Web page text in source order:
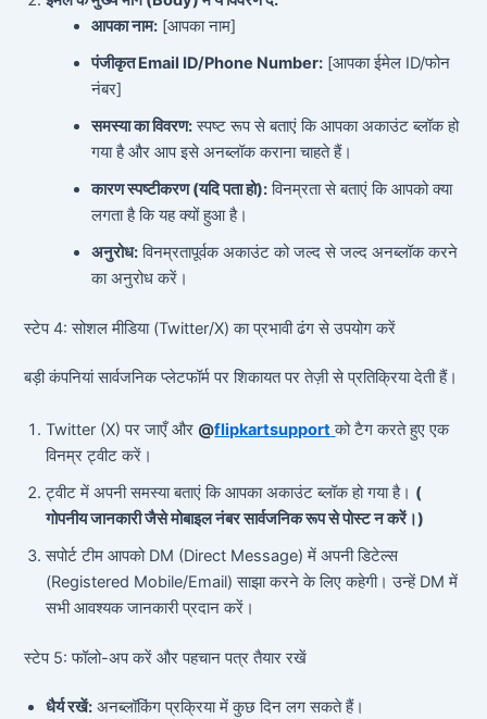
आपका नाम: [आपका नाम]
पंजीकृत Email ID/Phone Number: [आपका ईमेल ID/फोन
नंबर]
समस्या का विवरण:स्पष्ट रूप से बताएं कि आपका अकाउंट ब्लॉक हो
गया है और आप इसे अनब्लॉक कराना चाहते हैं।
कारण स्पष्टीकरण (यदि पता हो):विनम्रता से बताएं कि आपको क्या
लगता है कि यह क्यों हुआ है।
अनुरोध:विनम्रतापूर्वक अकाउंट को जल्द से जल्द अनब्लॉक करने
का अनुरोध करें।
स्टेप 4: सोशल मीडिया (Twitter/X) का प्रभावी ढंग से उपयोग करें
बड़ी कंपनियां सार्वजनिक प्लेटफॉर्म पर शिकायत पर तेज़ी से प्रतिक्रिया देती हैं।
Twitter (X) पर जाएँ और @flipkartsupport को टैग करते हुए एक
विनम्र ट्वीट करें।
ट्वीट में अपनी समस्या बताएं कि आपका अकाउंट ब्लॉक हो गया है। (
गोपनीय जानकारी जैसे मोबाइल नंबर सार्वजनिक रूप से पोस्ट न करें।)
सपोर्ट टीम आपको DM (Direct Message) में अपनी डिटेल्स
(Registered Mobile/Email) साझा करने के लिए कहेगी। उन्हें DM में
सभी आवश्यक जानकारी प्रदान करें।
स्टेप 5: फॉलो-अप करें और पहचान पत्र तैयार रखें
धैर्य रखें: अनब्लॉकिंग प्रक्रिया में कुछ दिन लग सकते हैं।